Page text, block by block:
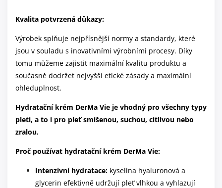
Kvalita potvrzená důkazy:
Výrobek splňuje nejpřísnější normy a standardy, které
jsou v souladu s inovativními výrobními procesy. Díky
tomu můžeme zajistit maximální kvalitu produktu a
současně dodržet nejvyšší etické zásady a maximální
ohleduplnost.
Hydratační krém DerMa Vie je vhodný pro všechny typy
pleti, a to i pro pleť smíšenou, suchou, citlivou nebo
zralou.
Proč používat hydratační krém DerMa Vie:
Intenzivní hydratace: kyselina hyaluronová a
glycerin efektivně udržují pleť vlhkou a vyhlazují